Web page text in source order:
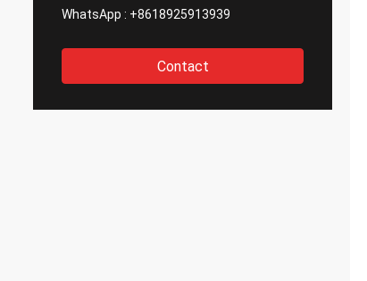
WhatsApp : +8618925913939
Contact